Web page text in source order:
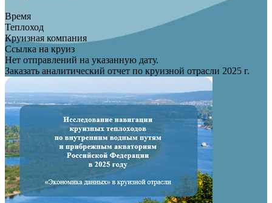
Время
Теплоход
Круизная компания
Ссылка на круиз
Нет отправлений на указанную дату.
Заказать аналитический отчет по круизной отрасли 2025 г.